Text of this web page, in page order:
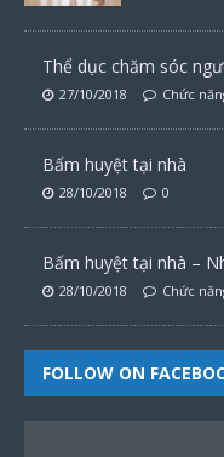
Thể dục chăm sóc
27/10/2018 Chức
Bấm huyệt tại nhà
28/10/2018 0
Bấm huyệt tại nhà –
28/10/2018 Chức
FOLLOW ON